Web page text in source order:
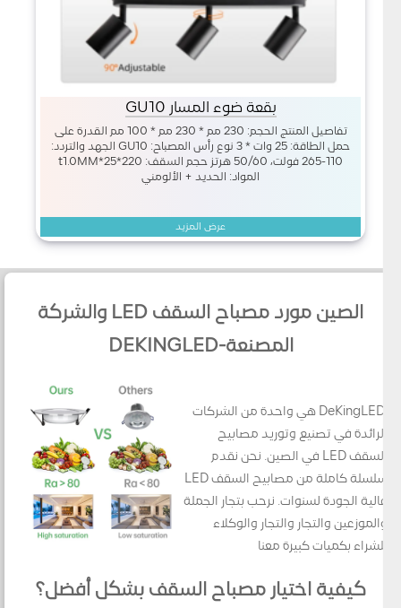
بقعة ضوء المسار GU10
تفاصيل المنتج الحجم: 230 مم * 230 مم * 100 مم القدرة على
حمل الطاقة: 25 وات * 3 نوع رأس المصباح: GU10 الجهد والتردد:
110-265 فولت، 50/60 هرتز حجم السقف: 220*25*t1.0MM
المواد: الحديد + الألومني
عرض المزيد
الصين مورد مصباح السقف LED والشركة
المصنعة-DEKINGLED
DeKingLED هي واحدة من الشركات
الرائدة في تصنيع وتوريد مصابيح
السقف LED في الصين. نحن نقدم
سلسلة كاملة من مصابيح السقف LED
عالية الجودة لسنوات. نرحب بتجار الجملة
والموزعين والتجار والتجار والوكلاء
للشراء بكميات كبيرة معنا
كيفية اختيار مصباح السقف بشكل أفضل؟